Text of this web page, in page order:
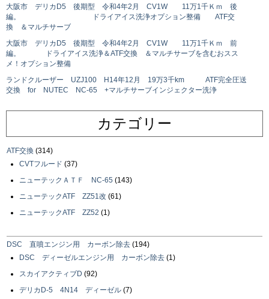
大阪市 デリカD5 後期型 令和4年2月 CV1W 11万1千Ｋｍ 後
編。 ドライアイス洗浄オプション整備 ATF交
換 ＆マルチサーブ
大阪市 デリカD5 後期型 令和4年2月 CV1W 11万1千Ｋｍ 前
編。 ドライアイス洗浄＆ATF交換 ＆マルチサーブを含むおスス
メ！オプション整備
ランドクルーザー UZJ100 H14年12月 19万3千km ATF完全圧送
交換 for NUTEC NC-65 +マルチサーブインジェクター洗浄
カテゴリー
ATF交換 (314)
CVTフルード (37)
ニューテックＡＴＦ NC-65 (143)
ニューテックATF ZZ51改 (61)
ニューテックATF ZZ52 (1)
DSC 直噴エンジン用 カーボン除去 (194)
DSC ディーゼルエンジン用 カーボン除去 (1)
スカイアクティブD (92)
デリカD-5 4N14 ディーゼル (7)